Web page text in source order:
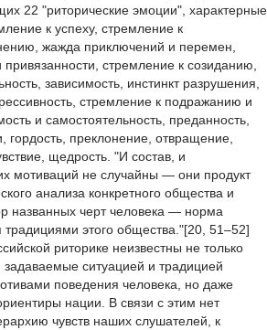
22 "риторические эмоции", характерные
к успеху, стремление к
жажда приключений и перемен,
привязанности, стремление к созиданию,
зависимость, инстинкт разрушения,
стремление к подражанию и
и самостоятельность, преданность,
гордость, преклонение, отвращение,
щедрость. "И состав, и
мотиваций не случайны — они продукт
анализа конкретного общества и
названных черт человека — норма
этого общества."[20, 51–52]
риторике неизвестны не только
ситуацией и традицией
поведения человека, но даже
нации. В связи с этим нет
чувств наших слушателей, к